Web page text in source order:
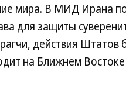
мира. В МИД Ирана
для защиты
действия
на Ближнем